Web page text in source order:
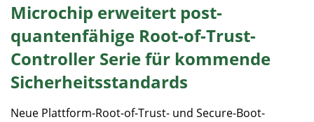
Microchip erweitert post-
quantenfähige Root-of-Trust-
Controller Serie für kommende
Sicherheitsstandards
Neue Plattform-Root-of-Trust- und Secure-Boot-